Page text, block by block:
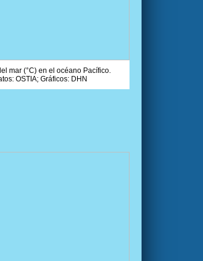
mar (°C) en el océano Pacífico.
OSTIA; Gráficos: DHN